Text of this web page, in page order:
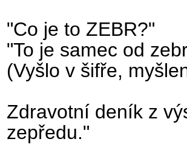
"Co je to ZEBR?"
"To je samec od
(Vyšlo v šifře,
Zdravotní deník z
zepředu."